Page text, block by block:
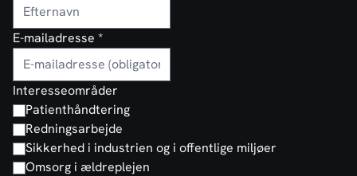
E-mailadresse *
Interesseområder
Patienthåndtering
Redningsarbejde
Sikkerhed i industrien og i offentlige miljøer
Omsorg i ældreplejen